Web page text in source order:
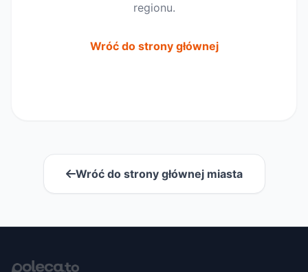
regionu.
Wróć do strony głównej
Wróć do strony głównej miasta